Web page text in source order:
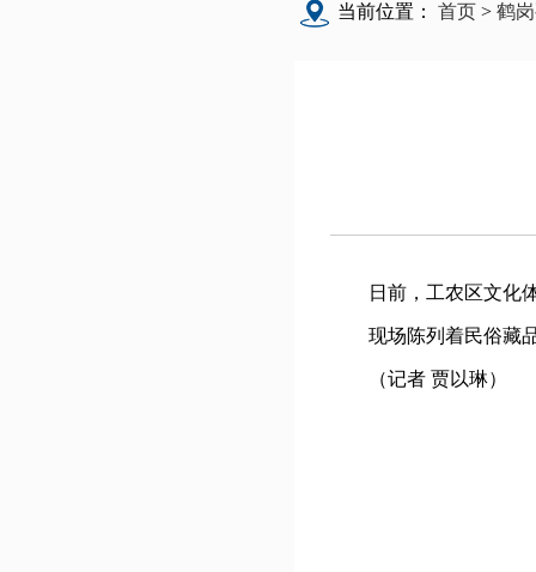
当前位置： 首页 > 鹤
日前，工农区文化体
现场陈列着民俗藏品
（记者 贾以琳）